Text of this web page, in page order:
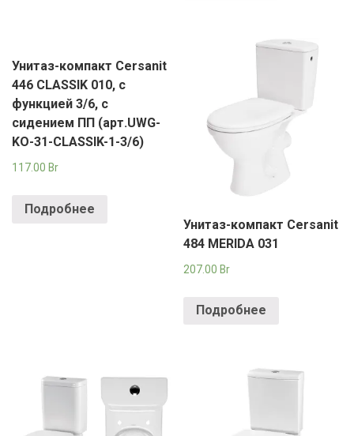
Унитаз-компакт Cersanit
446 CLASSIK 010, с
функцией 3/6, с
сидением ПП (арт.UWG-
KO-31-CLASSIK-1-3/6)
117.00 Br
Подробнее
Унитаз-компакт Cersanit
484 MERIDA 031
207.00 Br
Подробнее